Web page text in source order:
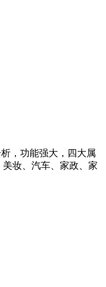
，功能强大，四大属
妆、汽车、家政、家